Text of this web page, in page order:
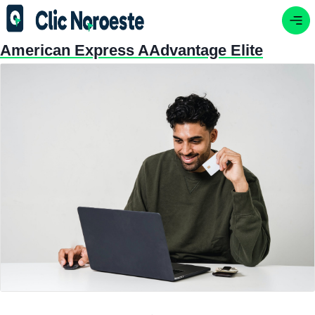
American Express AAdvantage Elite